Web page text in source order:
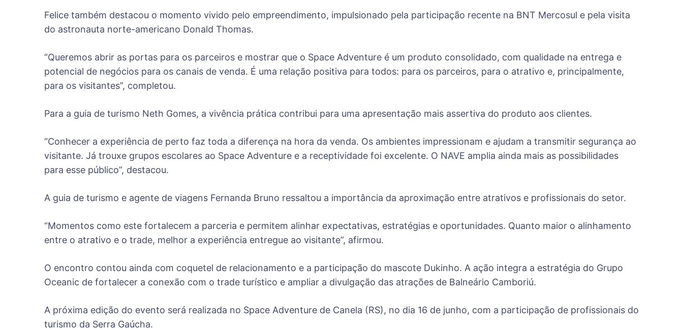
Felice também destacou o momento vivido pelo empreendimento, impulsionado pela participação recente na BNT Mercosul e pela visita
do astronauta norte-americano Donald Thomas.
“Queremos abrir as portas para os parceiros e mostrar que o Space Adventure é um produto consolidado, com qualidade na entrega e
potencial de negócios para os canais de venda. É uma relação positiva para todos: para os parceiros, para o atrativo e, principalmente,
para os visitantes”, completou.
Para a guia de turismo Neth Gomes, a vivência prática contribui para uma apresentação mais assertiva do produto aos clientes.
“Conhecer a experiência de perto faz toda a diferença na hora da venda. Os ambientes impressionam e ajudam a transmitir segurança ao
visitante. Já trouxe grupos escolares ao Space Adventure e a receptividade foi excelente. O NAVE amplia ainda mais as possibilidades
para esse público”, destacou.
A guia de turismo e agente de viagens Fernanda Bruno ressaltou a importância da aproximação entre atrativos e profissionais do setor.
“Momentos como este fortalecem a parceria e permitem alinhar expectativas, estratégias e oportunidades. Quanto maior o alinhamento
entre o atrativo e o trade, melhor a experiência entregue ao visitante”, afirmou.
O encontro contou ainda com coquetel de relacionamento e a participação do mascote Dukinho. A ação integra a estratégia do Grupo
Oceanic de fortalecer a conexão com o trade turístico e ampliar a divulgação das atrações de Balneário Camboriú.
A próxima edição do evento será realizada no Space Adventure de Canela (RS), no dia 16 de junho, com a participação de profissionais do
turismo da Serra Gaúcha.